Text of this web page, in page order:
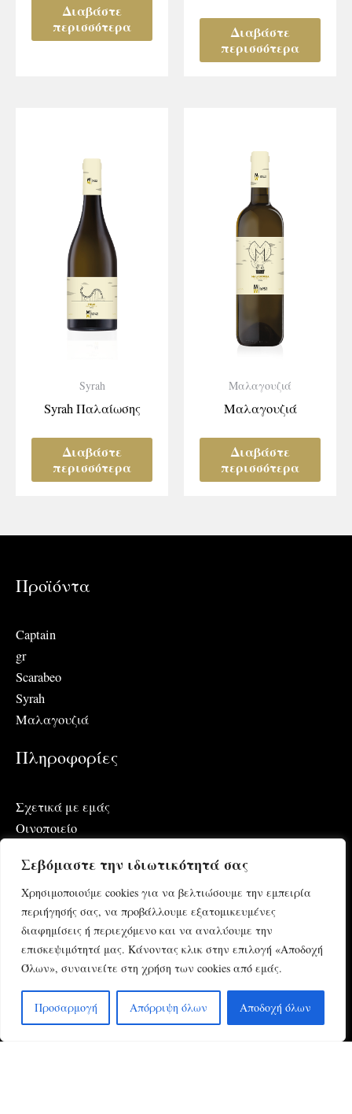
Σεβόμαστε την ιδιωτικότητά σας
Χρησιμοποιούμε cookies για να βελτιώσουμε την εμπειρία
περιήγησής σας, να προβάλλουμε εξατομικευμένες
διαφημίσεις ή περιεχόμενο και να αναλύουμε την
επισκεψιμότητά μας. Κάνοντας κλικ στην επιλογή «Αποδοχή
Όλων», συναινείτε στη χρήση των cookies από εμάς.
Προσαρμογή Απόρριψη όλων Αποδοχή όλων
Διαβάστε
περισσότερα
Διαβάστε
περισσότερα
Syrah
Syrah Παλαίωσης
Διαβάστε
περισσότερα
Μαλαγουζιά
Μαλαγουζιά
Διαβάστε
περισσότερα
Προϊόντα
Captain
gr
Scarabeo
Syrah
Μαλαγουζιά
Πληροφορίες
Σχετικά με εμάς
Οινοποιείο
Επικοινωνία
3χλμ. Λεωφόρος Μεγάρων – Αλεποχωρίου, περιοχή
Γιώργη Βασίλη Μέγαρα Αττικής
+302296025343
margetis.wines@gmail.com